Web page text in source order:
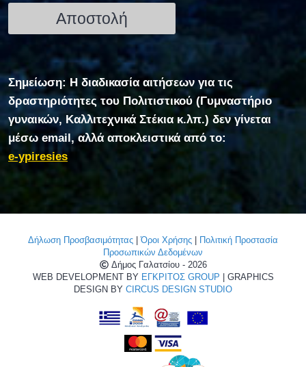
Σημείωση: Η διαδικασία αιτήσεων για τις
δραστηριότητες του Πολιτιστικού (Γυμναστήριο
γυναικών, Καλλιτεχνικά Στέκια κ.λπ.) δεν γίνεται
μέσω email, αλλά αποκλειστικά από το:
e-ypiresies
Δήλωση Προσβασιμότητας |Όροι Χρήσης
Πολιτική Προστασία
Προσωπικών Δεδομένων
Δήμος Γαλατσίου - 2026
WEB DEVELOPMENT BY ΕΓΚΡΙΤΟΣ GROUP | GRAPHICS
DESIGN BY CIRCUS DESIGN STUDIO